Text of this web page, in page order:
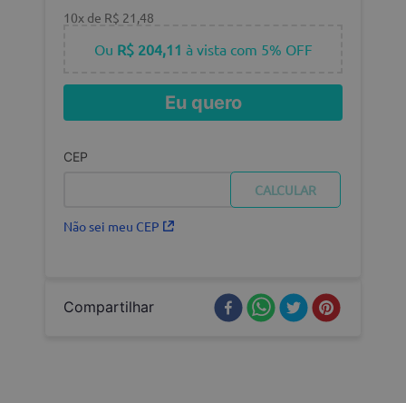
10x de R$ 21 ,48
Ou R$ 204,11 à vista com 5% OFF
Eu quero
CEP
Não sei meu CEP
Compartilhar